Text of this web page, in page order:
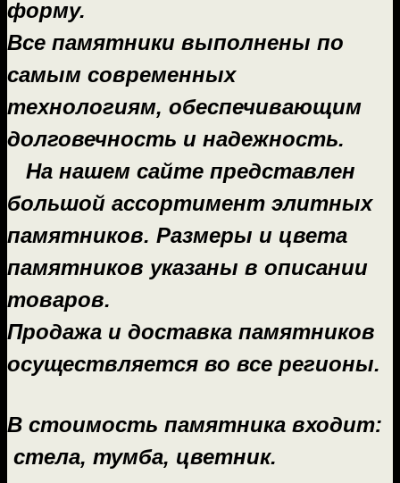
форму.
Все памятники выполнены по
самым современных
технологиям, обеспечивающим
долговечность и надежность.
На нашем сайте представлен
большой ассортимент элитных
памятников. Размеры и цвета
памятников указаны в описании
товаров.
Продажа и доставка памятников
осуществляется во все регионы.
В стоимость памятника входит:
стела, тумба, цветник.